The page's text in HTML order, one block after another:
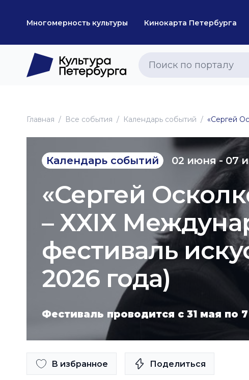
Многомерность культуры Кинокарта Петербурга
Главная Все события Календарь событий «Сергей
Календарь событий 02 июня - 07
«Сергей
– ХXIХ
фестиваль
2026 года)
Фестиваль проводится с 31 мая по
В избранное Поделиться